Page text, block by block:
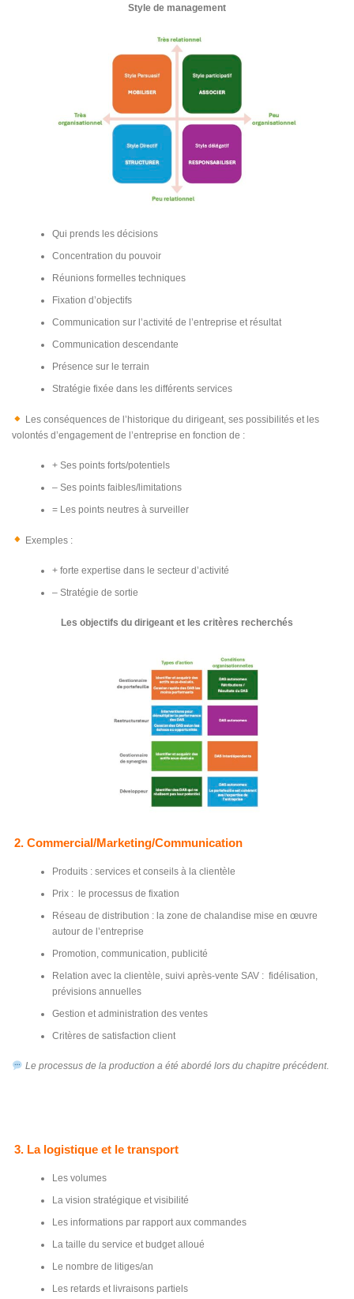
Style de management
Qui prends les décisions
Concentration du pouvoir
Réunions formelles techniques
Fixation d’objectifs
Communication sur l’activité de l’entreprise et résultat
Communication descendante
Présence sur le terrain
Stratégie fixée dans les différents services
Les conséquences de l’historique du dirigeant, ses possibilités et les
volontés d’engagement de l’entreprise en fonction de :
+ Ses points forts/potentiels
– Ses points faibles/limitations
= Les points neutres à surveiller
Exemples :
+ forte expertise dans le secteur d’activité
– Stratégie de sortie
Les objectifs du dirigeant et les critères recherchés
2. Commercial/Marketing/Communication
Produits : services et conseils à la clientèle
Prix : le processus de fixation
Réseau de distribution : la zone de chalandise mise en œuvre
autour de l’entreprise
Promotion, communication, publicité
Relation avec la clientèle, suivi après-vente SAV : fidélisation,
prévisions annuelles
Gestion et administration des ventes
Critères de satisfaction client
Le processus de la production a été abordé lors du chapitre précédent.
3. La logistique et le transport
Les volumes
La vision stratégique et visibilité
Les informations par rapport aux commandes
La taille du service et budget alloué
Le nombre de litiges/an
Les retards et livraisons partiels